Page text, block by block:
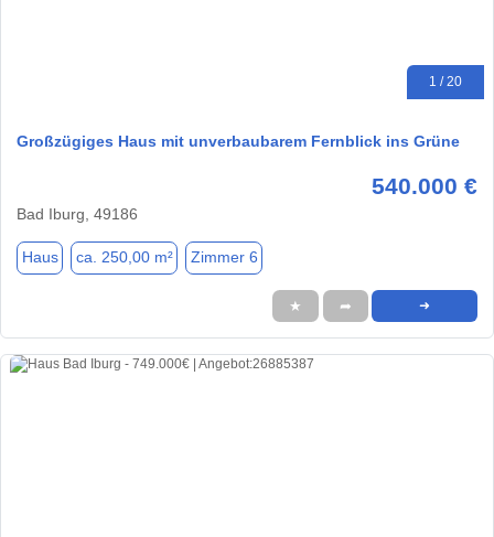
1 / 20
Großzügiges Haus mit unverbaubarem Fernblick ins Grüne
540.000 €
Bad Iburg, 49186
Haus ca. 250,00 m² Zimmer 6
★ ➦ ➜